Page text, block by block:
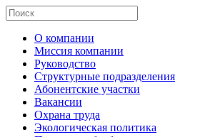
О компании
Миссия компании
Руководство
Структурные подразделения
Абонентские участки
Вакансии
Охрана труда
Экологическая политика